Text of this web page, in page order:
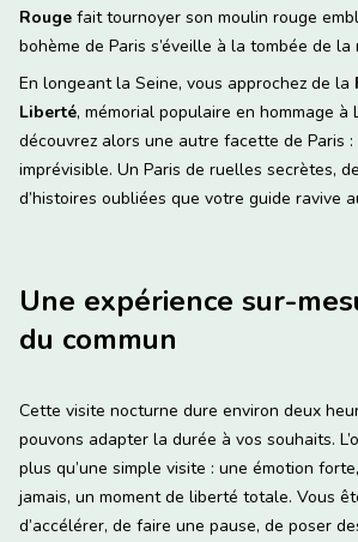
Rouge fait tournoyer son moulin rouge
bohème de Paris s’éveille à la tombée de la
En longeant la Seine, vous approchez de la
Liberté, mémorial populaire en hommage à
découvrez alors une autre facette de Paris :
imprévisible. Un Paris de ruelles secrètes,
d’histoires oubliées que votre guide ravive
Une expérience sur-
du commun
Cette visite nocturne dure environ deux
pouvons adapter la durée à vos souhaits.
plus qu’une simple visite : une émotion
jamais, un moment de liberté totale. Vous
d’accélérer, de faire une pause, de poser